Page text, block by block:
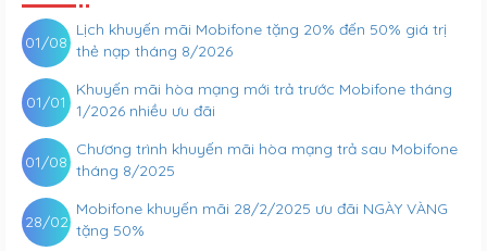
Lịch khuyến mãi Mobifone tặng 20% đến 50% giá trị
thẻ nạp tháng 8/2026
01/08
Khuyến mãi hòa mạng mới trả trước Mobifone tháng
1/2026 nhiều ưu đãi
01/01
Chương trình khuyến mãi hòa mạng trả sau Mobifone
tháng 8/2025
01/08
Mobifone khuyến mãi 28/2/2025 ưu đãi NGÀY VÀNG
tặng 50%
28/02